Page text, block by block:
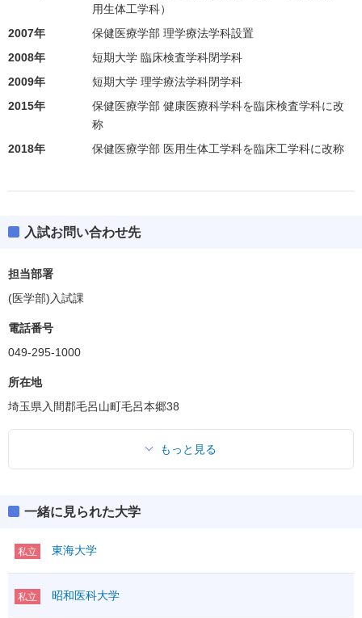
用生体工学科）
2007年
保健医療学部 理学療法学科設置
2008年
短期大学 臨床検査学科閉学科
2009年
短期大学 理学療法学科閉学科
2015年
保健医療学部 健康医療科学科を臨床検査学科に改
称
2018年
保健医療学部 医用生体工学科を臨床工学科に改称
入試お問い合わせ先
担当部署
(医学部)入試課
電話番号
049-295-1000
所在地
埼玉県入間郡毛呂山町毛呂本郷38
もっと見る
一緒に見られた大学
私立 東海大学
私立 昭和医科大学